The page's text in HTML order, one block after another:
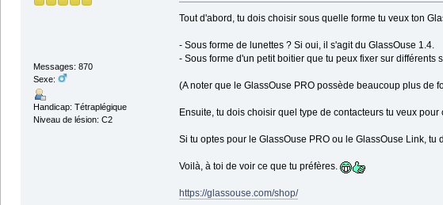
Messages: 870
Sexe:
Handicap: Tétraplégique
Niveau de lésion: C2
Tout d'abord, tu dois choisir sous quelle forme tu veux ton
- Sous forme de lunettes ? Si oui, il s'agit du GlassOuse 1.4.
- Sous forme d'un petit boitier que tu peux fixer sur
(A noter que le GlassOuse PRO possède beaucoup plus de
Ensuite, tu dois choisir quel type de contacteurs tu veux
Si tu optes pour le GlassOuse PRO ou le GlassOuse Link,
Voilà, à toi de voir ce que tu préfères.
https://glassouse.com/shop/